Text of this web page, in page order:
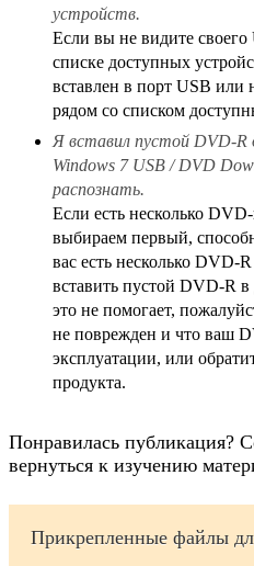
устройств.
Если вы не видите своего
списке доступных
вставлен в порт USB
рядом со списком
Я вставил пустой DVD-R
Windows 7 USB / DVD
распознать.
Если есть несколько
выбираем первый,
вас есть несколько DVD-
вставить пустой DVD-R
это не помогает,
не поврежден и что ваш
эксплуатации, или
продукта.
Понравилась публикация?
вернуться к изучению
Прикрепленные файлы